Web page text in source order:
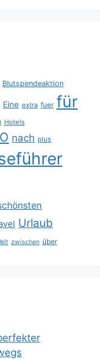
Blutspendeaktion
Eine extra fuer für
Hotels
nach plus
Urlaub
zwischen über